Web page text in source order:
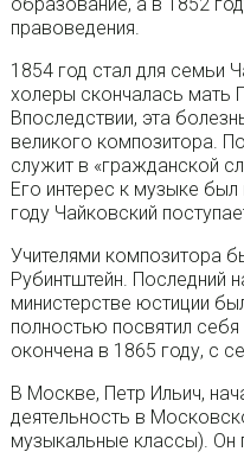
правоведения.
1854 год стал для семьи
холеры скончалась мать
Впоследствии, эта
великого композитора.
служит в «гражданской
Его интерес к музыке
году Чайковский
Учителями композитора
Рубинтштейн. Последний
министерстве юстиции
полностью посвятил
окончена в 1865 году, с
В Москве, Петр Ильич,
деятельность в
музыкальные классы). Он